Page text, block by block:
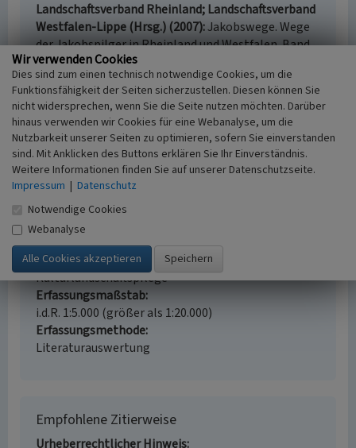
Landschaftsverband Rheinland; Landschaftsverband
Westfalen-Lippe (Hrsg.) (2007) Jakobswege. Wege
der Jakobspilger in Rheinland und Westfalen. Band
5: In 7 Etappen von Marburg über Siegen nach Köln.
S. 52, Köln.
Großer Wald zwischen Diedenshausen und
Herzhausen
Schlagwörter
Wald Hohlweg
Ort
35075 Gladenbach
Fachsicht(en)
Kulturlandschaftspflege
Erfassungsmaßstab
i.d.R. 1:5.000 (größer als 1:20.000)
Erfassungsmethode
Literaturauswertung
Empfohlene Zitierweise
Urheberrechtlicher Hinweis
Wir verwenden Cookies
Dies sind zum einen technisch notwendige Cookies, um die
Funktionsfähigkeit der Seiten sicherzustellen. Diesen können Sie
nicht widersprechen, wenn Sie die Seite nutzen möchten. Darüber
hinaus verwenden wir Cookies für eine Webanalyse, um die
Nutzbarkeit unserer Seiten zu optimieren, sofern Sie einverstanden
sind. Mit Anklicken des Buttons erklären Sie Ihr Einverständnis.
Weitere Informationen finden Sie auf unserer Datenschutzseite.
Impressum | Datenschutz
Notwendige Cookies
Webanalyse